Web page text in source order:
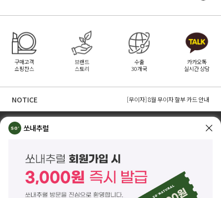
구매고객
쇼핑찬스
브랜드
스토리
수출
30개국
카카오톡
실시간 상담
NOTICE
[무이자] 8월 PAYCO 혜택 안내
[무이자] 8월 무이자 할부 카드 안내
쏘내추럴 소개
사업자등록번호 261-81-21889
통신판매업신고 제2014-서울강남-03442호
제품/배송 문의help@sonatural.co.kr
마케팅 문의
marketing@sonatural.co.kr
본사 고객센터 문의 02-573-6769 (평일 10:00~18:00 / 점심시간 12:30~13:30)
쏘내추럴